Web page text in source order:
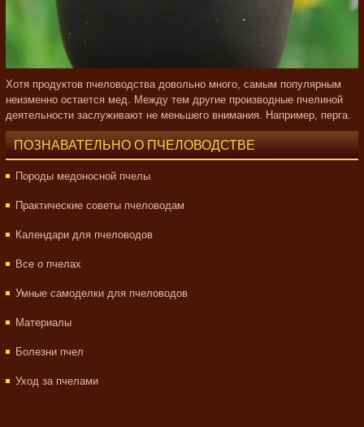
Хотя продуктов пчеловодства довольно много, самым популярным
неизменно остается мед. Между тем другие производные пчелиной
деятельности заслуживают не меньшего внимания. Например, перга.
ПОЗНАВАТЕЛЬНО О ПЧЕЛОВОДСТВЕ
Породы медоносной пчелы
Практические советы пчеловодам
Календари для пчеловодов
Все о пчелах
Умные самоделки для пчеловодов
Материалы
Болезни пчел
Уход за пчелами